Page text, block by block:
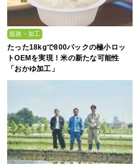
販路・加工
たった18kgで800パックの極小ロッ
トOEMを実現！米の新たな可能性
「おかゆ加工」